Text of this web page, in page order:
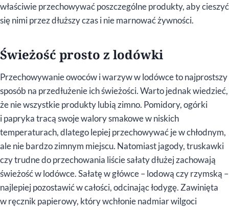
właściwie przechowywać poszczególne produkty, aby cieszyć
się nimi przez dłuższy czas i nie marnować żywności.
Świeżość prosto z lodówki
Przechowywanie owoców i warzyw w lodówce to najprostszy
sposób na przedłużenie ich świeżości. Warto jednak wiedzieć,
że nie wszystkie produkty lubią zimno. Pomidory, ogórki
i papryka tracą swoje walory smakowe w niskich
temperaturach, dlatego lepiej przechowywać je w chłodnym,
ale nie bardzo zimnym miejscu. Natomiast jagody, truskawki
czy trudne do przechowania liście sałaty dłużej zachowają
świeżość w lodówce. Sałatę w główce – lodową czy rzymską –
najlepiej pozostawić w całości, odcinając łodygę. Zawinięta
w ręcznik papierowy, który wchłonie nadmiar wilgoci